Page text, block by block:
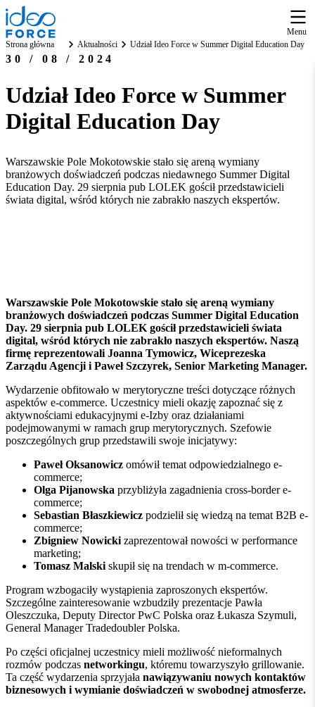
Menu
Strona główna
Aktualności Udział Ideo Force w Summer Digital Education Day
30 / 08 / 2024
Udział Ideo Force w Summer
Digital Education Day
Warszawskie Pole Mokotowskie stało się areną wymiany
branżowych doświadczeń podczas niedawnego Summer Digital
Education Day. 29 sierpnia pub LOLEK gościł przedstawicieli
świata digital, wśród których nie zabrakło naszych ekspertów.
Warszawskie Pole Mokotowskie stało się areną wymiany
branżowych doświadczeń podczas Summer Digital Education
Day. 29 sierpnia pub LOLEK gościł przedstawicieli świata
digital, wśród których nie zabrakło naszych ekspertów. Naszą
firmę reprezentowali Joanna Tymowicz, Wiceprezeska
Zarządu Agencji i Paweł Szczyrek, Senior Marketing Manager.
Wydarzenie obfitowało w merytoryczne treści dotyczące różnych
aspektów e-commerce. Uczestnicy mieli okazję zapoznać się z
aktywnościami edukacyjnymi e-Izby oraz działaniami
podejmowanymi w ramach grup merytorycznych. Szefowie
poszczególnych grup przedstawili swoje inicjatywy:
Paweł Oksanowicz omówił temat odpowiedzialnego e-
commerce;
Olga Pijanowska przybliżyła zagadnienia cross-border e-
commerce;
Sebastian Błaszkiewicz podzielił się wiedzą na temat B2B e-
commerce;
Zbigniew Nowickizaprezentował nowości w performance
marketing;
Tomasz Malskiskupił się na trendach w m-commerce.
Program wzbogaciły wystąpienia zaproszonych ekspertów.
Szczególne zainteresowanie wzbudziły prezentacje Pawła
Oleszczuka, Deputy Director PwC Polska oraz Łukasza Szymuli,
General Manager Tradedoubler Polska.
Po części oficjalnej uczestnicy mieli możliwość nieformalnych
rozmów podczas networkingu, któremu towarzyszyło grillowanie.
Ta część wydarzenia sprzyjała nawiązywaniu nowych kontaktów
biznesowych i wymianie doświadczeń w swobodnej atmosferze.